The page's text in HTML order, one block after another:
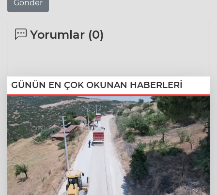
Gönder
Yorumlar (0)
GÜNÜN EN ÇOK OKUNAN HABERLERİ